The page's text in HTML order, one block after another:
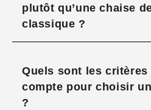
plutôt qu’une chaise
classique ?
Quels sont les critères
compte pour choisir
?